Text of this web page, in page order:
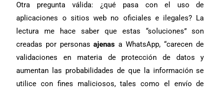
Otra pregunta válida: ¿qué pasa con el uso de
aplicaciones o sitios web no oficiales e ilegales? La
lectura me hace saber que estas “soluciones” son
creadas por personasajenas a WhatsApp, “carecen de
validaciones en materia de protección de datos y
aumentan las probabilidades de que la información se
utilice con fines maliciosos, tales como el envío de